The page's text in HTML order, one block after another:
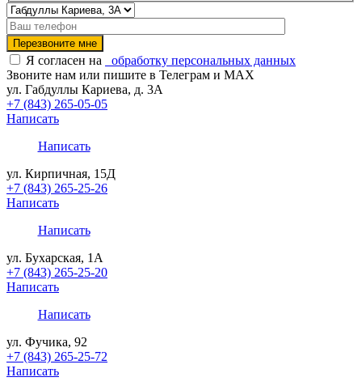
Я согласен на
обработку персональных данных
Звоните нам или пишите в Телеграм и MAX
ул. Габдуллы Кариева, д. 3А
+7 (843) 265-05-05
Написать
Написать
ул. Кирпичная, 15Д
+7 (843) 265-25-26
Написать
Написать
ул. Бухарская, 1А
+7 (843) 265-25-20
Написать
Написать
ул. Фучика, 92
+7 (843) 265-25-72
Написать